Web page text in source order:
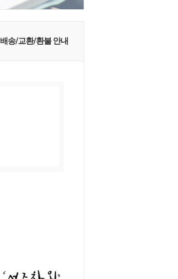
배송/교환/환불 안내